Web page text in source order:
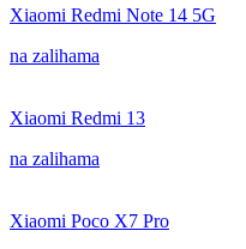
Xiaomi Redmi Note 14 5G
na zalihama
Xiaomi Redmi 13
na zalihama
Xiaomi Poco X7 Pro